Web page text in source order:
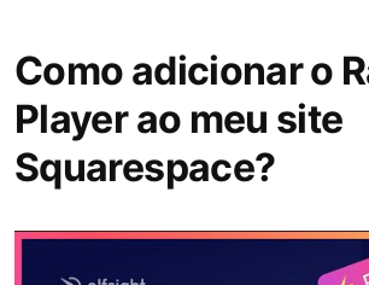
Como adicionar o
Player ao meu site
Squarespace?